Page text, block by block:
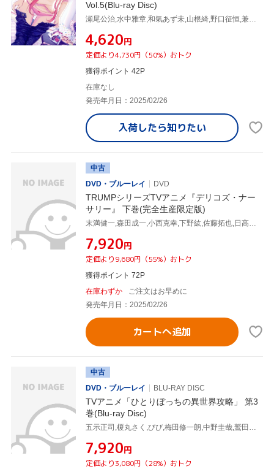
Vol.5(Blu-ray Disc)
瀬尾公治,水中雅章,和氣あず未,山根綺,野口征恒,兼松衆,櫻井美希,佐久間奏
¥4,620円
定価より4,730円（50%）おトク
獲得ポイント 42P
在庫なし
発売年月日：2025/02/26
入荷したら知りたい
中古
DVD・ブルーレイ
DVD
TRUMPシリーズTVアニメ『デリコズ・ナー
サリー』 下巻(完全生産限定版)
末満健一,森田成一,小西克幸,下野紘,佐藤拓也,日高里菜,伊東葉子,和田俊輔
¥7,920円
定価より9,680円（55%）おトク
獲得ポイント 72P
在庫わずか
ご注文はお早めに
発売年月日：2025/02/26
カートへ追加
中古
DVD・ブルーレイ
BLU-RAY DISC
TVアニメ「ひとりぼっちの異世界攻略」 第3
巻(Blu-ray Disc)
¥7,920円
定価より3,080円（28%）おトク